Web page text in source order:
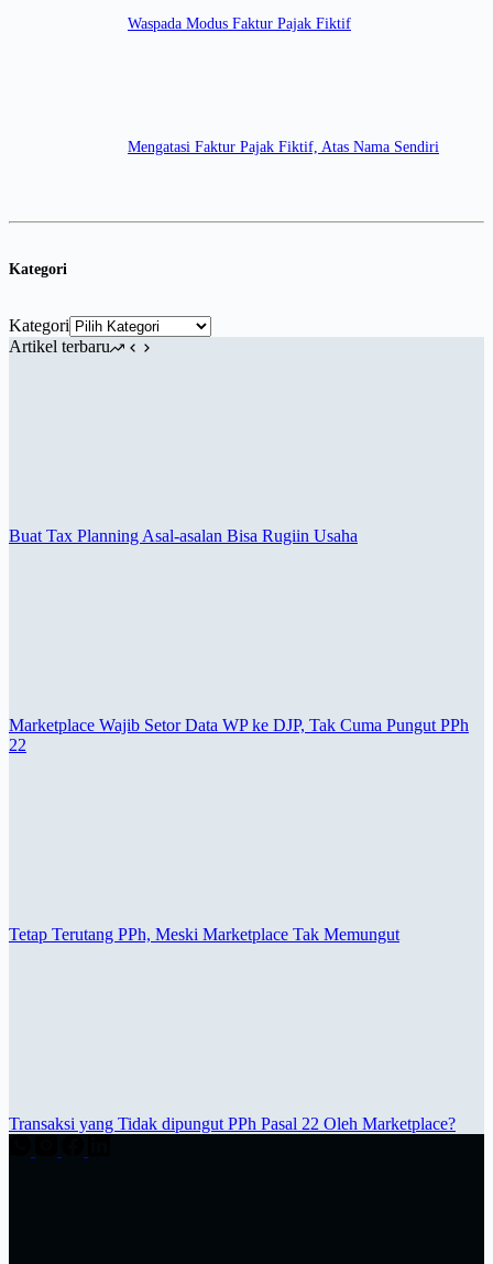
Waspada Modus Faktur Pajak Fiktif
Mengatasi Faktur Pajak Fiktif, Atas Nama Sendiri
Kategori
Kategori
Artikel terbaru
Buat Tax Planning Asal-asalan Bisa Rugiin Usaha
Marketplace Wajib Setor Data WP ke DJP, Tak Cuma Pungut PPh
22
Tetap Terutang PPh, Meski Marketplace Tak Memungut
Transaksi yang Tidak dipungut PPh Pasal 22 Oleh Marketplace?